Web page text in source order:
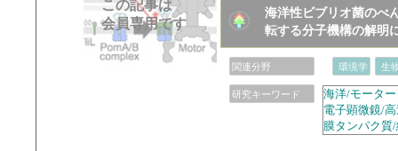
この記事は
会員専用です
海洋性ビブリオ菌のべ
転する分子機構の解明
関連分野 環境学 生
研究キーワード
海洋/モータ
電子顕微鏡/
膜タンパク質